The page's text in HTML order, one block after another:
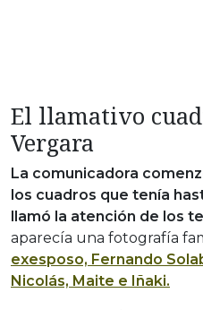
El llamativo
Vergara
La comunicadora
los cuadros que tenía
llamó la atención de los
aparecía una fotografía
exesposo, Fernando
Nicolás, Maite e Iñaki.